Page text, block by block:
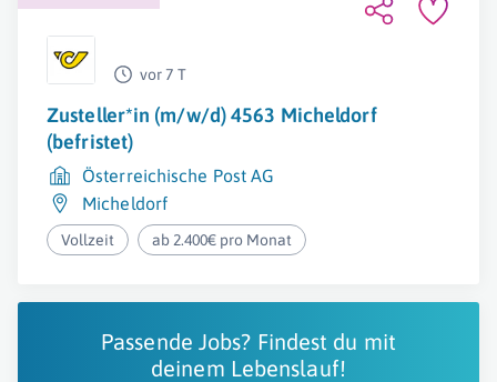
vor 7 T
Zusteller*in (m/w/d) 4563 Micheldorf
(befristet)
Österreichische Post AG
Micheldorf
Vollzeit ab 2.400€ pro Monat
Passende Jobs? Findest du mit
deinem Lebenslauf!